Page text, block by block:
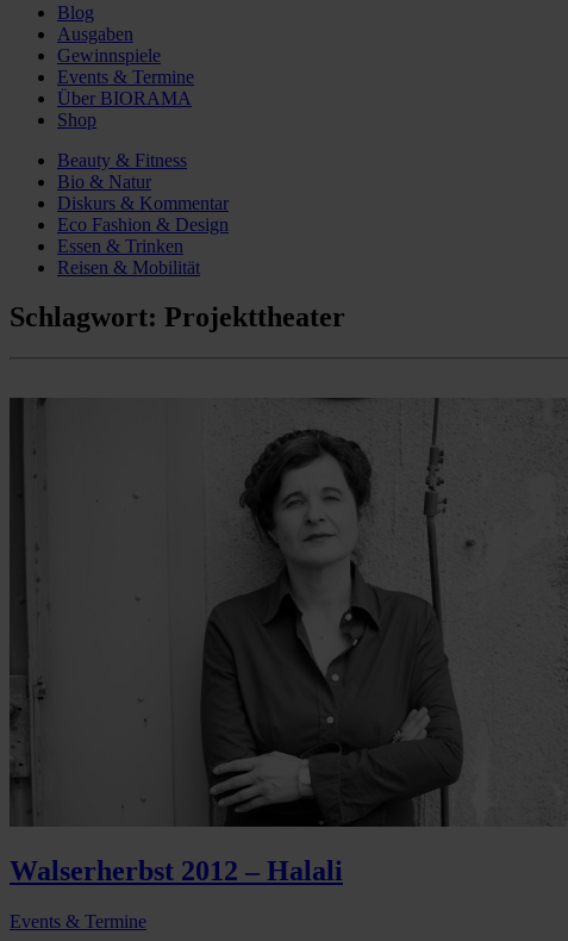
Blog
Ausgaben
Gewinnspiele
Events & Termine
Über BIORAMA
Shop
Beauty & Fitness
Bio & Natur
Diskurs & Kommentar
Eco Fashion & Design
Essen & Trinken
Reisen & Mobilität
Schlagwort: Projekttheater
Walserherbst 2012 – Halali
Events & Termine